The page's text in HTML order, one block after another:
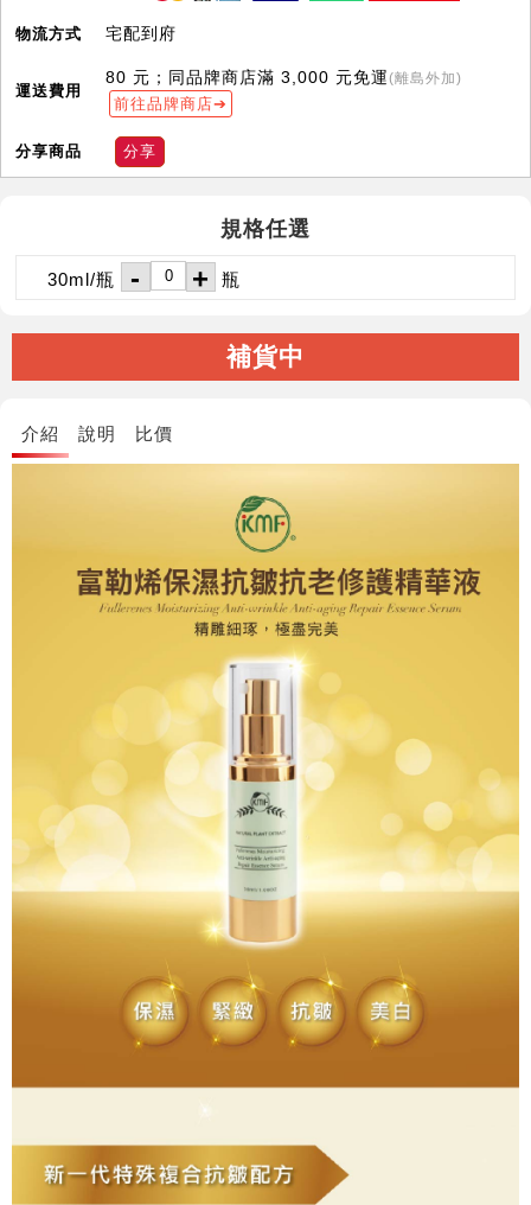
物流方式 宅配到府
運送費用
80 元；同品牌商店滿 3,000 元免運(離島外加)
前往品牌商店
分享商品 分享
規格任選
30ml/瓶 - + 瓶
補貨中
介紹 說明 比價